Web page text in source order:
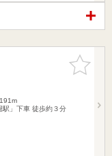
お気に入
りに追加
駅」下車 徒歩約３分